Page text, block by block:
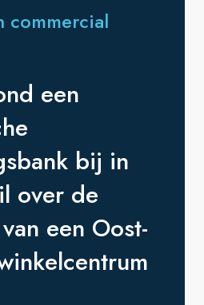
commercial
een
bij in
over de
een Oost-